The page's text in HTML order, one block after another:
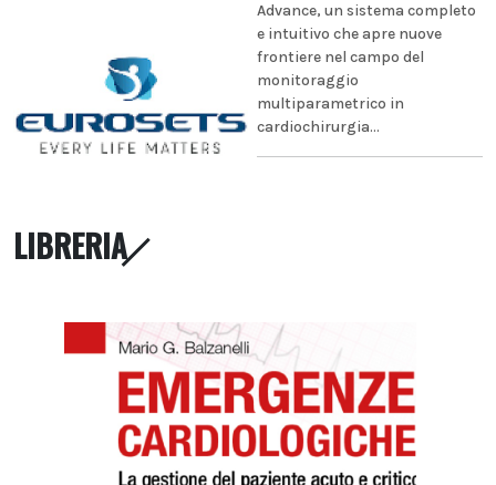
Advance, un sistema completo
e intuitivo che apre nuove
frontiere nel campo del
monitoraggio
multiparametrico in
cardiochirurgia...
LIBRERIA